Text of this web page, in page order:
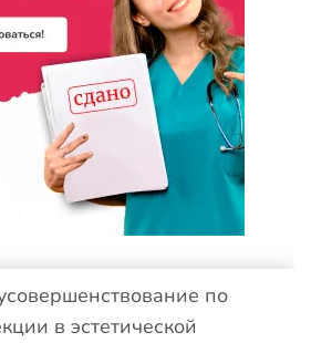
по
в эстетической